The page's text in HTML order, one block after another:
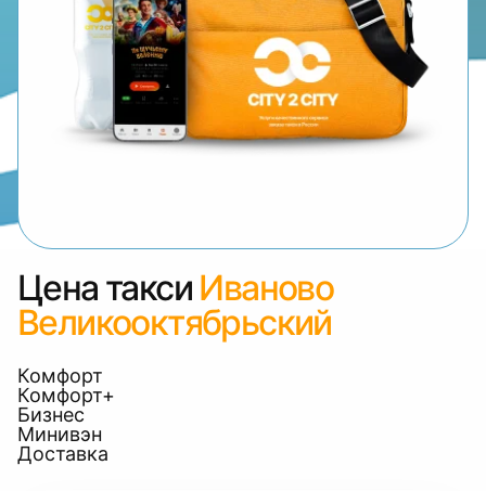
Цена такси Иваново
Великооктябрьский
Комфорт
Комфорт+
Бизнес
Минивэн
Доставка